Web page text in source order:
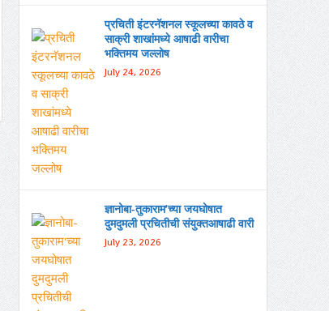
प्रचिती इंटरनॅशनल स्कूलच्या कावठे व
साक्री शाखांमध्ये आषाढी वारीचा
भक्तिमय जल्लोष
July 24, 2026
ज्ञानोबा-तुकाराम’च्या जयघोषात
दुमदुमली प्रचितीची संयुक्तआषाढी वारी
July 23, 2026